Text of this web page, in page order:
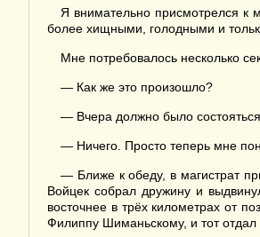
Я внимательно присмотрелся к
более хищными, голодными и
Мне потребовалось несколько
— Как же это произошло?
— Вчера должно было
— Ничего. Просто теперь мне
— Ближе к обеду, в магистрат
Войцек собрал дружину и
восточнее в трёх километрах от
Филиппу Шиманьскому, и тот отдал